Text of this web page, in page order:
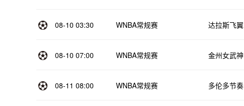
08-10 03:30 WNBA常规赛 达拉斯飞翼
08-10 07:00 WNBA常规赛 金州女武神
08-11 08:00 WNBA常规赛 多伦多节奏